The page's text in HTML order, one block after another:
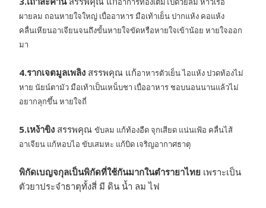
ผายลม ถอนหายใจใหญ่ เบื่ออาหาร มือเท้าเย็น ปากแห้ง คอแห้ง
คลื่นเหียนอาเจียนจนถึงขั้นหายใจขัดหรือหายใจเข้าน้อย หายใจออก
มา
4.รากเจตมูลเพลิง สรรพคุณ แก้อาหารตัวเย็น ไอแห้ง ปวดท้องไม่
หาย นัยน์ตามัว มือเท้าเป็นเหน็บชา เบื่ออาหาร ชอบนอนนานแล้วไม่
อยากลุกขึ้น หายใจถี่
5.เหง้าขิง สรรพคุณ ขับลม แก้ท้องอืด จุกเสียด แน่นเฟ้อ คลื่นไส้
อาเจียน แก้หอบไอ ขับเสมหะ แก้บิด เจริญอากาศธาตุ
พิกัดเบญจกุลเป็นพิกัดที่ใช้กันมากในตำรายาไทย เพราะเป็น
ตัวยาประจำธาตุทั้งสี่ มี ดิน น้ำ ลม ไฟ